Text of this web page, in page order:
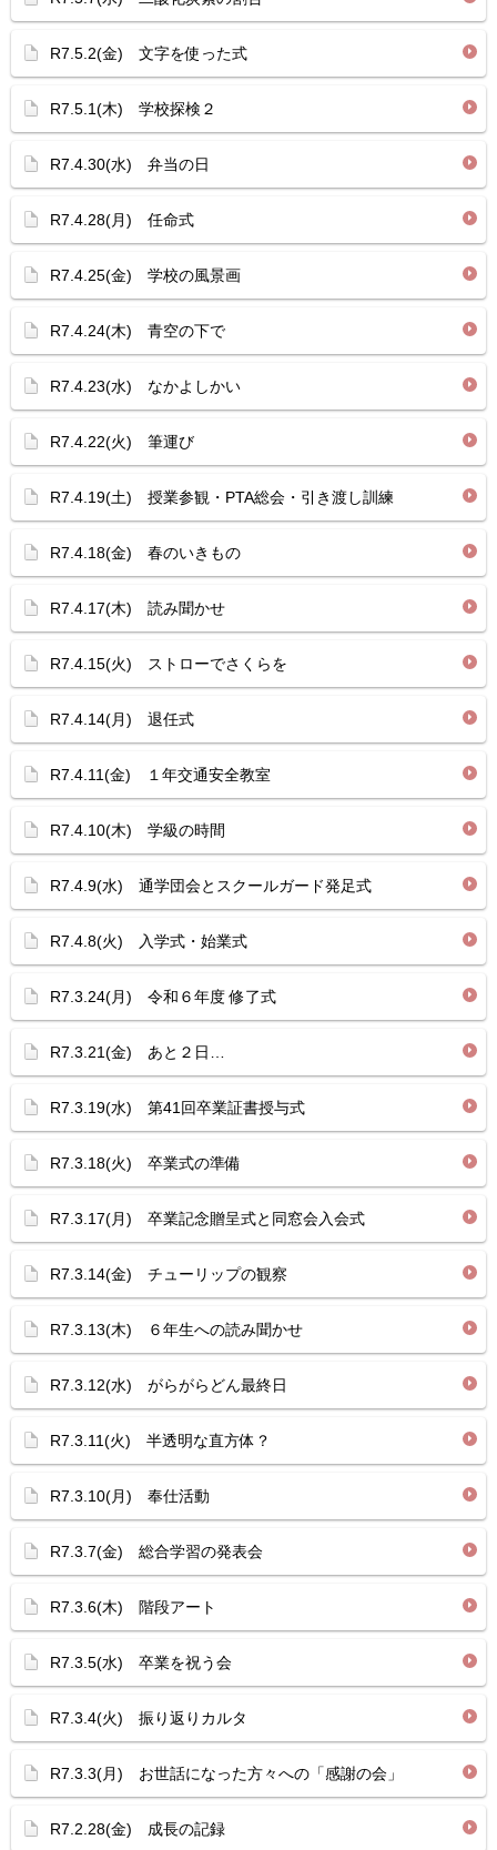
R7.5.2(金) 文字を使った式
R7.5.1(木) 学校探検２
R7.4.30(水) 弁当の日
R7.4.28(月) 任命式
R7.4.25(金) 学校の風景画
R7.4.24(木) 青空の下で
R7.4.23(水) なかよしかい
R7.4.22(火) 筆運び
R7.4.19(土) 授業参観・PTA総会・引き渡し訓練
R7.4.18(金) 春のいきもの
R7.4.17(木) 読み聞かせ
R7.4.15(火) ストローでさくらを
R7.4.14(月) 退任式
R7.4.11(金) １年交通安全教室
R7.4.10(木) 学級の時間
R7.4.9(水) 通学団会とスクールガード発足式
R7.4.8(火) 入学式・始業式
R7.3.24(月) 令和６年度 修了式
R7.3.21(金) あと２日…
R7.3.19(水) 第41回卒業証書授与式
R7.3.18(火) 卒業式の準備
R7.3.17(月) 卒業記念贈呈式と同窓会入会式
R7.3.14(金) チューリップの観察
R7.3.13(木) ６年生への読み聞かせ
R7.3.12(水) がらがらどん最終日
R7.3.11(火) 半透明な直方体？
R7.3.10(月) 奉仕活動
R7.3.7(金) 総合学習の発表会
R7.3.6(木) 階段アート
R7.3.5(水) 卒業を祝う会
R7.3.4(火) 振り返りカルタ
R7.3.3(月) お世話になった方々への「感謝の会」
R7.2.28(金) 成長の記録